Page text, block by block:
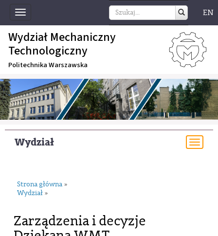
Toggle
navigation
EN
Wydział Mechaniczny
Technologiczny
Politechnika Warszawska
Wydział
Strona główna »
Wydział »
Zarządzenia i decyzje